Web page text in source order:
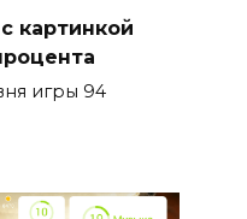
картинкой
игры 94